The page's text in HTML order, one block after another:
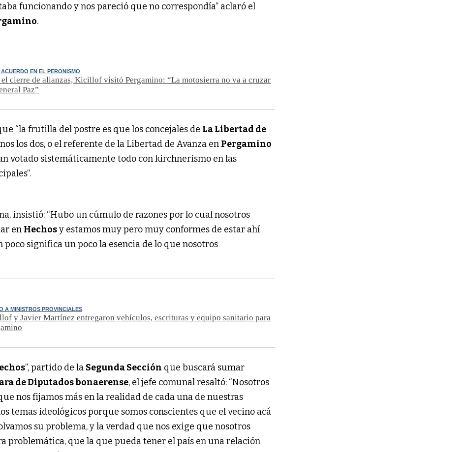
funcionando y nos pareció que no correspondía” aclaró el
.
ACUERDO EN EL PERONISMO
el cierre de alianzas, Kicillof visitó Pergamino: “La motosierra no va a cruzar
Paz”
“la frutilla del postre es que los concejales de La Libertad de
los dos, o el referente de la Libertad de Avanza en Pergamino
votado sistemáticamente todo con kirchnerismo en las
insistió: “Hubo un cúmulo de razones por lo cual nosotros
en Hechosy estamos muy pero muy conformes de estar ahí
poco significa un poco la esencia de lo que nosotros
A MINISTROS PROVINCIALES
y Javier Martínez entregaron vehículos, escrituras y equipo sanitario para
”, partido de la Segunda Sección que buscará sumar
de Diputados bonaerense, el jefe comunal resaltó: “Nosotros
nos fijamos más en la realidad de cada una de nuestras
temas ideológicos porque somos conscientes que el vecino acá
su problema, y la verdad que nos exige que nosotros
problemática, que la que pueda tener el país en una relación